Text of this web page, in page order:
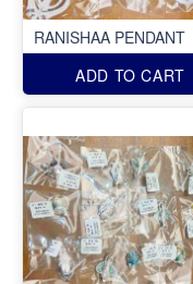
RANISHAA PENDANT
ADD TO CART